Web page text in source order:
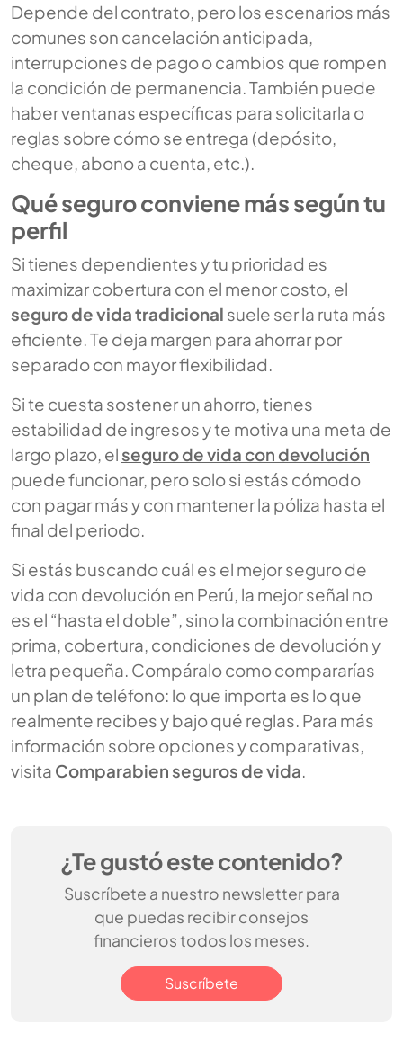
Depende del contrato, pero los escenarios más
comunes son cancelación anticipada,
interrupciones de pago o cambios que rompen
la condición de permanencia. También puede
haber ventanas específicas para solicitarla o
reglas sobre cómo se entrega (depósito,
cheque, abono a cuenta, etc.).
Qué seguro conviene más según tu
perfil
Si tienes dependientes y tu prioridad es
maximizar cobertura con el menor costo, el
seguro de vida tradicional suele ser la ruta más
eficiente. Te deja margen para ahorrar por
separado con mayor flexibilidad.
Si te cuesta sostener un ahorro, tienes
estabilidad de ingresos y te motiva una meta de
largo plazo, elseguro de vida con devolución
puede funcionar, pero solo si estás cómodo
con pagar más y con mantener la póliza hasta el
final del periodo.
Si estás buscandocuál es el mejor seguro de
vida con devolución en Perú, la mejor señal no
es el “hasta el doble”, sino la combinación entre
prima, cobertura, condiciones de devolución y
letra pequeña. Compáralo como compararías
un plan de teléfono: lo que importa es lo que
realmente recibes y bajo qué reglas. Para más
información sobre opciones y comparativas,
visita Comparabien seguros de vida.
¿Te gustó este contenido?
Suscríbete a nuestro newsletter para
que puedas recibir consejos
financieros todos los meses.
Suscríbete